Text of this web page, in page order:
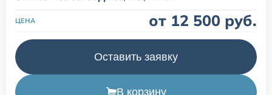
ЦЕНА от 12 500 руб.
Оставить заявку
В корзину
Расходные материалы для транскутанного монитора
Sentec
Расходные материалы к аппарату Авента-М